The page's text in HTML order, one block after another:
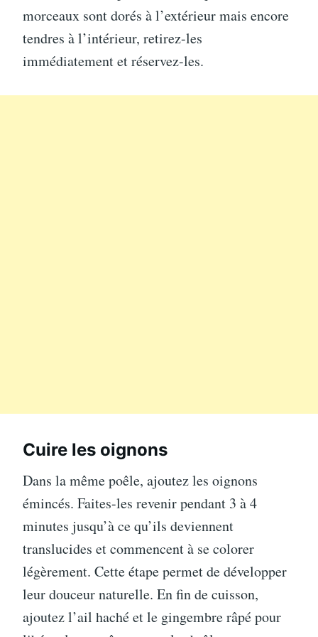
morceaux sont dorés à l’extérieur mais encore
tendres à l’intérieur, retirez-les
immédiatement et réservez-les.
Cuire les oignons
Dans la même poêle, ajoutez les oignons
émincés. Faites-les revenir pendant 3 à 4
minutes jusqu’à ce qu’ils deviennent
translucides et commencent à se colorer
légèrement. Cette étape permet de développer
leur douceur naturelle. En fin de cuisson,
ajoutez l’ail haché et le gingembre râpé pour